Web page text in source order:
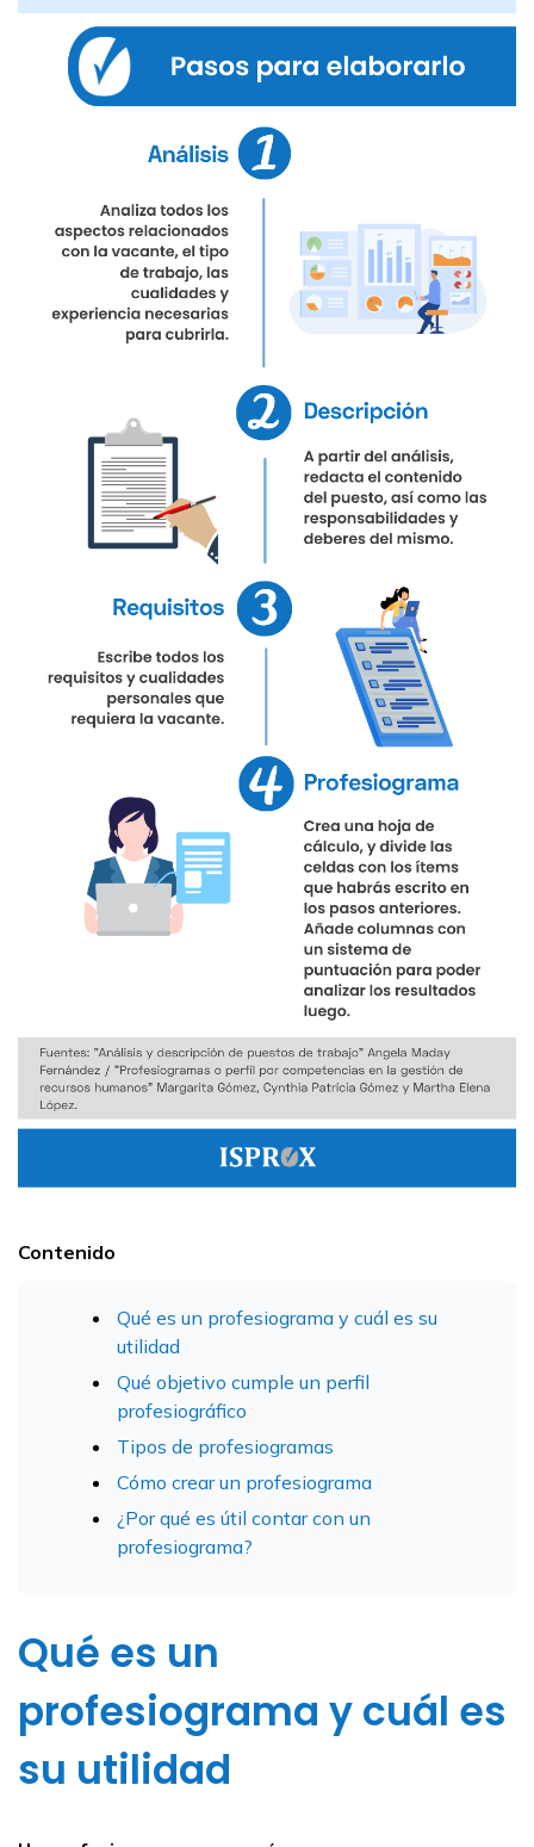
Contenido
Qué es un profesiograma y cuál es su
utilidad
Qué objetivo cumple un perfil
profesiográfico
Tipos de profesiogramas
Cómo crear un profesiograma
¿Por qué es útil contar con un
profesiograma?
Qué es un
profesiograma y cuál es
su utilidad